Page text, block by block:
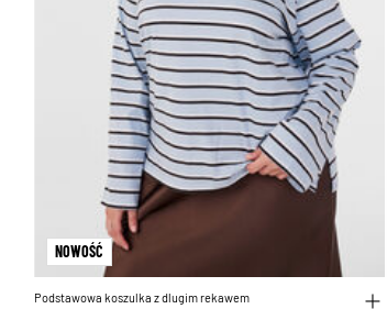
NOWOŚĆ
Podstawowa koszulka z dlugim rekawem